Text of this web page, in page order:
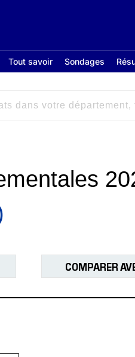
Tout savoir Sondages
COMPARER